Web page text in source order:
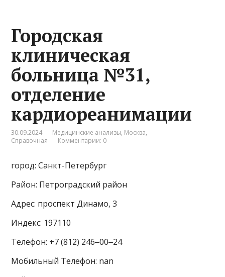
Городская
клиническая
больница №31,
отделение
кардиореанимации
30.09.2024 Медицинские анализы, Москва,
Справочная
Комментарии: 0
город: Санкт-Петербург
Район: Петроградский район
Адрес: проспект Динамо, 3
Индекс: 197110
Телефон: +7 (812) 246‒00‒24
Мобильный Телефон: nan